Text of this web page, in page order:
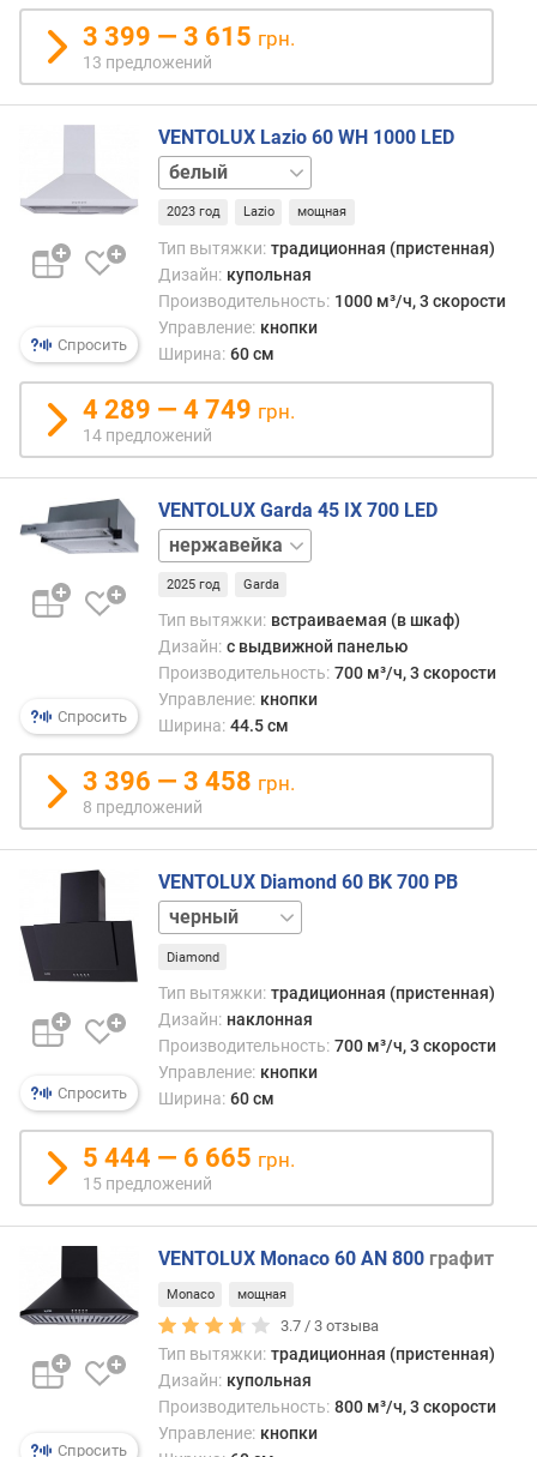
с
т
ь
(
д
м
а
.
)
(
м
)
р
о
о
д
т
ь
н
о
(
и
т
е
с
в
н
ы
р
ж
)
3 399 — 3 615 грн.
13 предложений
Спросить
VENTOLUX Lazio 60 WH 1000 LED
коричневый
нержавейка
черный
2023 год Lazio мощная
Тип вытяжки: традиционная (пристенная)
Дизайн: купольная
Производительность: 1000 м³/ч, 3 скорости
Управление: кнопки
Ширина: 60 см
4 289 — 4 749 грн.
14 предложений
Спросить
VENTOLUX Garda 45 IX 700 LED
белый
черный
2025 год Garda
Тип вытяжки: встраиваемая (в шкаф)
Дизайн: с выдвижной панелью
Производительность: 700 м³/ч, 3 скорости
Управление: кнопки
Ширина: 44.5 см
3 396 — 3 458 грн.
8 предложений
Спросить
VENTOLUX Diamond 60 BK 700 PB
белый
Diamond
Тип вытяжки: традиционная (пристенная)
Дизайн: наклонная
Производительность: 700 м³/ч, 3 скорости
Управление: кнопки
Ширина: 60 см
5 444 — 6 665 грн.
15 предложений
Спросить
VENTOLUX Monaco 60 AN 800 графит
Monaco мощная
3.7 /3 отзыва
Тип вытяжки: традиционная (пристенная)
Дизайн: купольная
Производительность: 800 м³/ч, 3 скорости
Управление: кнопки